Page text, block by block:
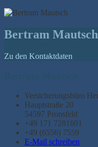
Bertram Mautsch
Zu den Kontaktdaten
Versicherungsbüro
Hauptstraße 20
54597 Pronsfeld
+49 171 7281691
+49 (6556) 7559
E-Mail schreiben